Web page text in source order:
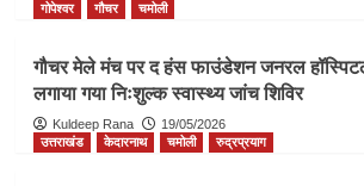
गोपेश्वर
गौचर चमोली
गौचर मेले मंच पर द हंस फाउंडेशन जनरल हॉस्पिटल
लगाया गया निःशुल्क स्वास्थ्य जांच शिविर
Kuldeep Rana
19/05/2026
उत्तराखंड
केदारनाथ चमोली रुद्रप्रयाग